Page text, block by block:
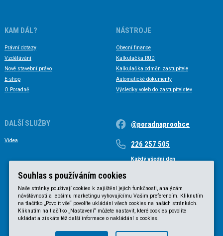
KAM DÁL?
Právní dotazy
Vzdělávání
Nové stavební právo
E-shop
O Poradně
NÁSTROJE
Obecní finance
Kalkulačka RUD
Kalkulačka odměn zastupitele
Automatické dokumenty
Výsledky voleb do zastupitelstev
DALŠÍ SLUŽBY
Videa
@poradnaproobce
226 257 505
Každý všední den
Souhlas s používáním cookies
Naše stránky používají cookies k zajištění jejich funkčnosti, analýzám
návštěvnosti a lepšímu marketingu vyhovujícímu Vašim preferencím. Kliknutím
na tlačítko „Povolit vše“ povolíte ukládání všech cookies na našich stránkách.
Kliknutím na tlačítko „Nastavení“ můžete nastavit, které cookies povolíte
ukládat a získáte též další informace o nakládání s cookies.